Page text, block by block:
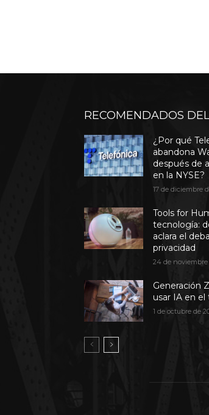
RECOMENDADOS
¿Por qué
abandona
después de
en la NYSE?
17 de diciembre
Tools for
tecnología:
aclara el
privacidad
24 de noviembre
Generación
usar IA en el
1 de octubre de